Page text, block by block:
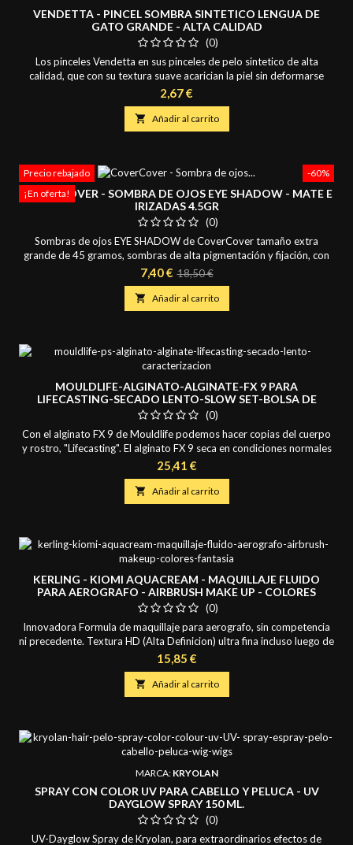
VENDETTA - PINCEL SOMBRA SINTETICO LENGUA DE
GATO GRANDE - ALTA CALIDAD
(0)
Los pinceles Vendetta en sus pinceles de pelo sintetico de alta
calidad, que con su textura suave acarician la piel sin deformarse
aplicando el productos de forma uniforme y fina, es un pincel de
lengua de gato nº11 ideal para su utilizacion el maquillaje con
productos grasos y de base al agua como los aguacolores, muy util
para aplicacion de correctores,...
Precio
2,67 €
 Añadir al carrito
-60%
Precio rebajado
¡En oferta!
COVERCOVER - SOMBRA DE OJOS EYE SHADOW - MATE E
IRIZADAS 4.5GR
(0)
Sombras de ojos EYE SHADOW de CoverCover tamaño extra
grande de 45 gramos, sombras de alta pigmentación y fijación, con
muy poca cantidad tendrás la intensidad deseada, junto a su textura
sedosa facilita la aplicación y los degradados de colores. Los tonos
13, 14, 15, 16, 17 y 18 llevan un brillo muy fino y metalizado.
Precio
7,40 € Precio
base
18,50 €
 Añadir al carrito
MOULDLIFE-ALGINATO-ALGINATE-FX 9 PARA
LIFECASTING-SECADO LENTO-SLOW SET-BOLSA DE
500GR
(0)
Con el alginato FX 9 de Mouldlife podemos hacer copias del cuerpo
y rostro, "Lifecasting". El alginato FX 9 seca en condiciones normales
en 9 minutos. Nuestro Alginato Mouldlife Alginate FX 9 para
"Lifecasting" es diferente al alginato dental. Alginate FX 9 ha sido
especialmente formulado para hacer copias de la cara y de otras
partes del cuerpo. No hace...
Precio
25,41 €
 Añadir al carrito
KERLING - KIOMI AQUACREAM - MAQUILLAJE FLUIDO
PARA AEROGRAFO - AIRBRUSH MAKE UP - COLORES
FANTASIA -MATE 30ML
(0)
Innovadora Formula de maquillaje para aerografo, sin competencia
ni precedente. Textura HD (Alta Definicion) ultra fina incluso luego de
su aplicacion, gran cobertura. ACABADO MAS SEDOSO QUE UN
MAQUILLAJE SILICONADO. Se expulsa a muy baja presion, llevan en
su composicion Aloe Vera. Muy comodo e hidratante, no atasca el
aerografo y se limpia con gran...
Precio
15,85 €
 Añadir al carrito
MARCA: KRYOLAN
SPRAY CON COLOR UV PARA CABELLO Y PELUCA - UV
DAYGLOW SPRAY 150 ML.
(0)
UV-Dayglow Spray de Kryolan, para extraordinarios efectos de